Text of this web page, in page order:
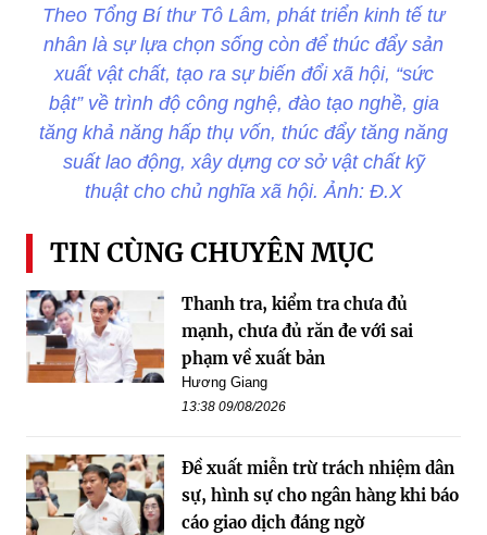
Theo Tổng Bí thư Tô Lâm, phát triển kinh tế tư
nhân là sự lựa chọn sống còn để thúc đẩy sản
xuất vật chất, tạo ra sự biến đổi xã hội, “sức
bật” về trình độ công nghệ, đào tạo nghề, gia
tăng khả năng hấp thụ vốn, thúc đẩy tăng năng
suất lao động, xây dựng cơ sở vật chất kỹ
thuật cho chủ nghĩa xã hội. Ảnh: Đ.X
TIN CÙNG CHUYÊN MỤC
Thanh tra, kiểm tra chưa đủ
mạnh, chưa đủ răn đe với sai
phạm về xuất bản
Hương Giang
13:38 09/08/2026
Đề xuất miễn trừ trách nhiệm dân
sự, hình sự cho ngân hàng khi báo
cáo giao dịch đáng ngờ